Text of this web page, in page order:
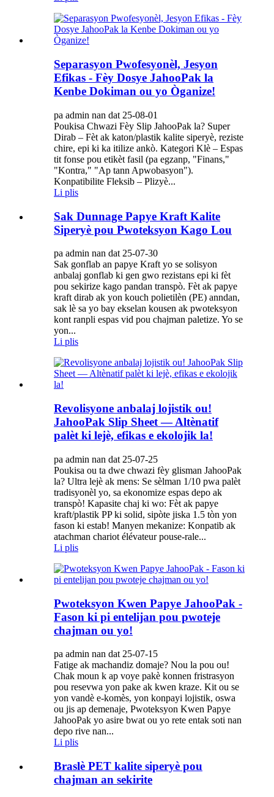
Separasyon Pwofesyonèl, Jesyon
Efikas - Fèy Dosye JahooPak la
Kenbe Dokiman ou yo Òganize!
pa admin nan dat 25-08-01
Poukisa Chwazi Fèy Slip JahooPak la? Super
Dirab – Fèt ak katon/plastik kalite siperyè, reziste
chire, epi ki ka itilize ankò. Kategori Klè – Espas
tit fonse pou etikèt fasil (pa egzanp, "Finans,"
"Kontra," "Ap tann Apwobasyon").
Konpatibilite Fleksib – Plizyè...
Li plis
Sak Dunnage Papye Kraft Kalite
Siperyè pou Pwoteksyon Kago Lou
pa admin nan dat 25-07-30
Sak gonflab an papye Kraft yo se solisyon
anbalaj gonflab ki gen gwo rezistans epi ki fèt
pou sekirize kago pandan transpò. Fèt ak papye
kraft dirab ak yon kouch polietilèn (PE) anndan,
sak lè sa yo bay ekselan kousen ak pwoteksyon
kont ranpli espas vid pou chajman paletize. Yo se
yon...
Li plis
Revolisyone anbalaj lojistik ou!
JahooPak Slip Sheet — Altènatif
palèt ki lejè, efikas e ekolojik la!
pa admin nan dat 25-07-25
Poukisa ou ta dwe chwazi fèy glisman JahooPak
la? Ultra lejè ak mens: Se sèlman 1/10 pwa palèt
tradisyonèl yo, sa ekonomize espas depo ak
transpò! Kapasite chaj ki wo: Fèt ak papye
kraft/plastik PP ki solid, sipòte jiska 1.5 tòn yon
fason ki estab! Manyen mekanize: Konpatib ak
atachman chariot élévateur pouse-rale...
Li plis
Pwoteksyon Kwen Papye JahooPak -
Fason ki pi entelijan pou pwoteje
chajman ou yo!
pa admin nan dat 25-07-15
Fatige ak machandiz domaje? Nou la pou ou!
Chak moun k ap voye pakè konnen fristrasyon
pou resevwa yon pake ak kwen kraze. Kit ou se
yon vandè e-komès, yon konpayi lojistik, oswa
ou jis ap demenaje, Pwoteksyon Kwen Papye
JahooPak yo asire bwat ou yo rete entak soti nan
depo rive nan...
Li plis
Braslè PET kalite siperyè pou
chajman an sekirite